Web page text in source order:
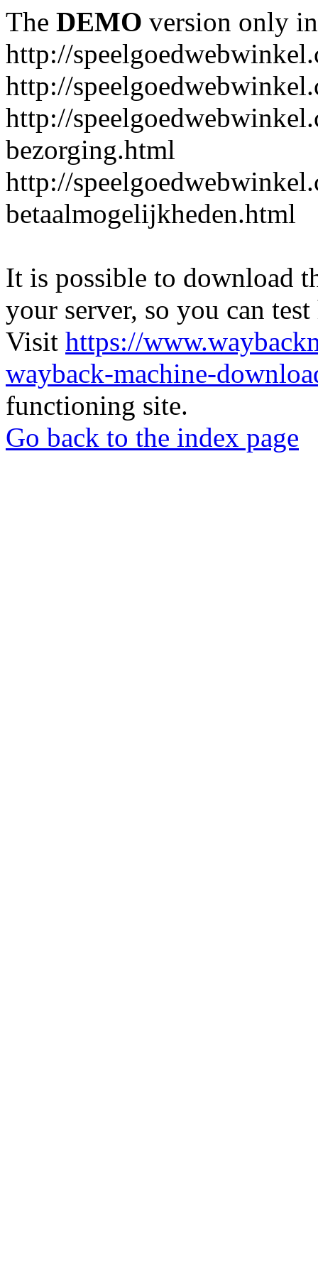
The DEMO version only
http://
http://
http://
bezorging.html
http://
betaalmogelijkheden.html
It is possible to download
your server, so you can
Visit https://
wayback-machine-
functioning site.
Go back to the index page